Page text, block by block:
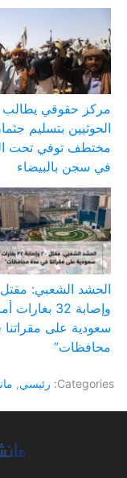
مركز حقوقي يطالب
الحوثيين بتسليم
مختطف توفي تحت
في سجن بالبيضاء
وإصابة 32
سعودية على
محافظات”
Categories: رئيسي,